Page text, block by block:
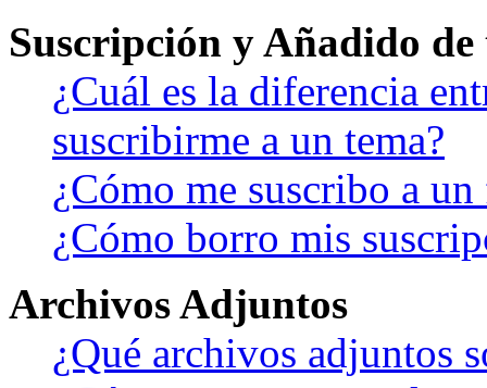
Suscripción y Añadido
¿Cuál es la diferencia
suscribirme a un tema?
¿Cómo me suscribo a
¿Cómo borro mis
Archivos Adjuntos
¿Qué archivos adjuntos